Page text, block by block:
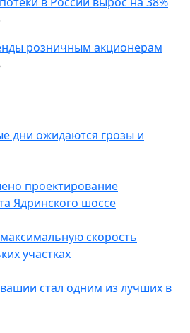
розничным акционерам
дни ожидаются грозы и
проектирование
Ядринского шоссе
скорость
участках
стал одним из лучших в